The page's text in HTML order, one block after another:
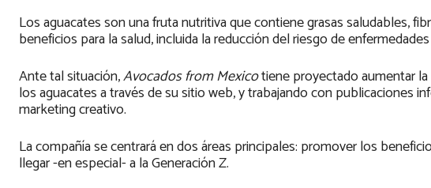
Los aguacates son una fruta nutritiva que contiene grasas saludables,
beneficios para la salud, incluida la reducción del riesgo de
Ante tal situación,Avocados from Mexicotiene proyectado aumentar
los aguacates a través de su sitio web, y trabajando con publicaciones
marketing creativo.
La compañía se centrará en dos áreas principales: promover los
llegar -en especial- a la Generación Z.